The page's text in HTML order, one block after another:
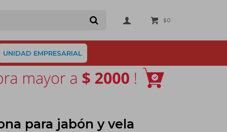
UNIDAD EMPRESARIAL
$0
para jabón y vela